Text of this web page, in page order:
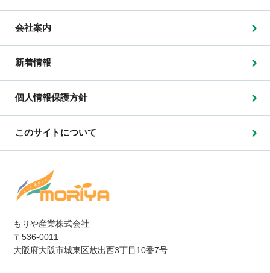
もりや産業株式会社
〒536-0011
大阪府大阪市城東区放出西3丁目10番7号
会社案内
新着情報
個人情報保護方針
このサイトについて